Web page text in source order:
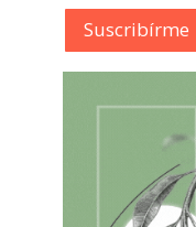
Suscribírme